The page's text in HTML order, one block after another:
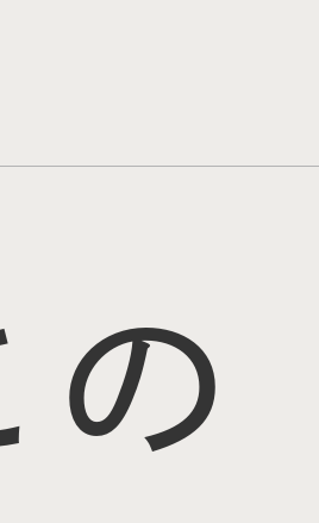
の